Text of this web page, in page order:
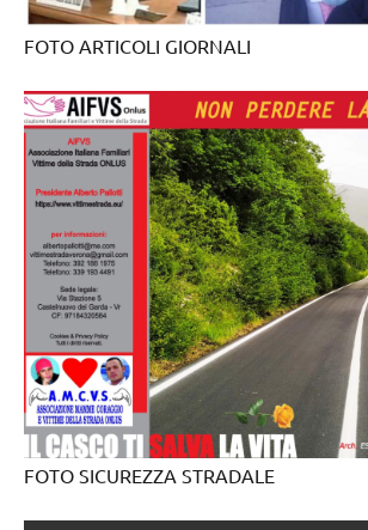
FOTO ARTICOLI GIORNALI
FOTO SICUREZZA STRADALE